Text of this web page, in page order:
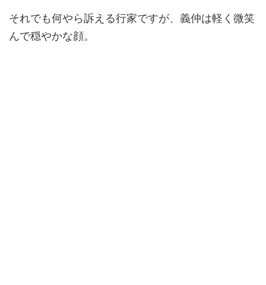
それでも何やら訴える行家ですが、義仲は軽く微笑
んで穏やかな顔。